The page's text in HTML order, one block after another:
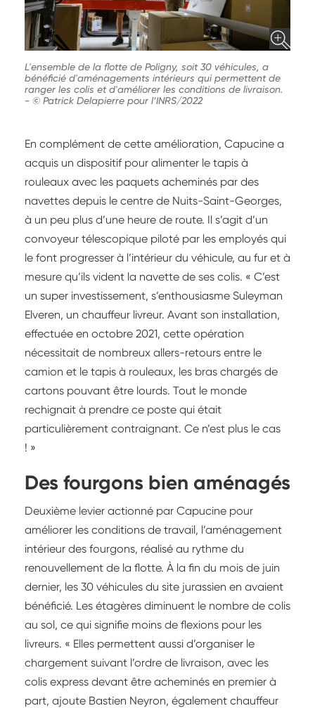
L'ensemble de la flotte de Poligny, soit 30 véhicules, a
bénéficié d'aménagements intérieurs qui permettent de
ranger les colis et d'améliorer les conditions de livraison.
- © Patrick Delapierre pour l’INRS/2022
En complément de cette amélioration, Capucine a
acquis un dispositif pour alimenter le tapis à
rouleaux avec les paquets acheminés par des
navettes depuis le centre de Nuits-Saint-Georges,
à un peu plus d’une heure de route. Il s’agit d’un
convoyeur télescopique piloté par les employés qui
le font progresser à l’intérieur du véhicule, au fur et à
mesure qu’ils vident la navette de ses colis. « C’est
un super investissement, s’enthousiasme Suleyman
Elveren, un chauffeur livreur. Avant son installation,
effectuée en octobre 2021, cette opération
nécessitait de nombreux allers-retours entre le
camion et le tapis à rouleaux, les bras chargés de
cartons pouvant être lourds. Tout le monde
rechignait à prendre ce poste qui était
particulièrement contraignant. Ce n’est plus le cas
! »
Des fourgons bien aménagés
Deuxième levier actionné par Capucine pour
améliorer les conditions de travail, l’aménagement
intérieur des fourgons, réalisé au rythme du
renouvellement de la flotte. À la fin du mois de juin
dernier, les 30 véhicules du site jurassien en avaient
bénéficié. Les étagères diminuent le nombre de colis
au sol, ce qui signifie moins de flexions pour les
livreurs. « Elles permettent aussi d’organiser le
chargement suivant l’ordre de livraison, avec les
colis express devant être acheminés en premier à
part, ajoute Bastien Neyron, également chauffeur